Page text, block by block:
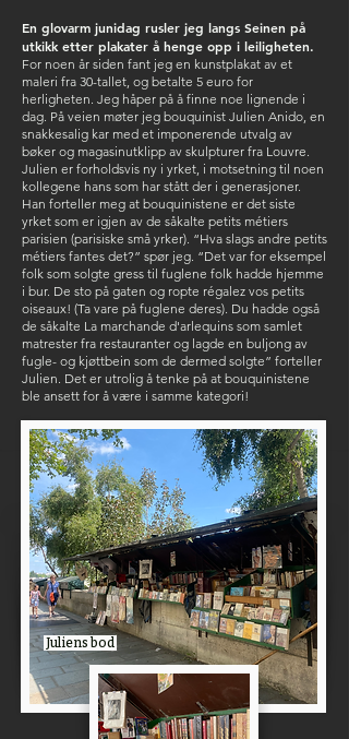
En glovarm junidag rusler jeg langs Seinen på
utkikk etter plakater å henge opp i leiligheten.
For noen år siden fant jeg en kunstplakat av et
maleri fra 30-tallet, og betalte 5 euro for
herligheten. Jeg håper på å finne noe lignende i
dag. På veien møter jeg bouquinist Julien Anido, en
snakkesalig kar med et imponerende utvalg av
bøker og magasinutklipp av skulpturer fra Louvre.
Julien er forholdsvis ny i yrket, i motsetning til noen
kollegene hans som har stått der i generasjoner.
Han forteller meg at bouquinistene er det siste
yrket som er igjen av de såkalte petits métiers
parisien (parisiske små yrker). “Hva slags andre petits
métiers fantes det?” spør jeg. “Det var for eksempel
folk som solgte gress til fuglene folk hadde hjemme
i bur. De sto på gaten og ropte régalez vos petits
oiseaux! (Ta vare på fuglene deres). Du hadde også
de såkalte La marchande d'arlequins som samlet
matrester fra restauranter og lagde en buljong av
fugle- og kjøttbein som de dermed solgte” forteller
Julien. Det er utrolig å tenke på at bouquinistene
ble ansett for å være i samme kategori!
Juliens bod